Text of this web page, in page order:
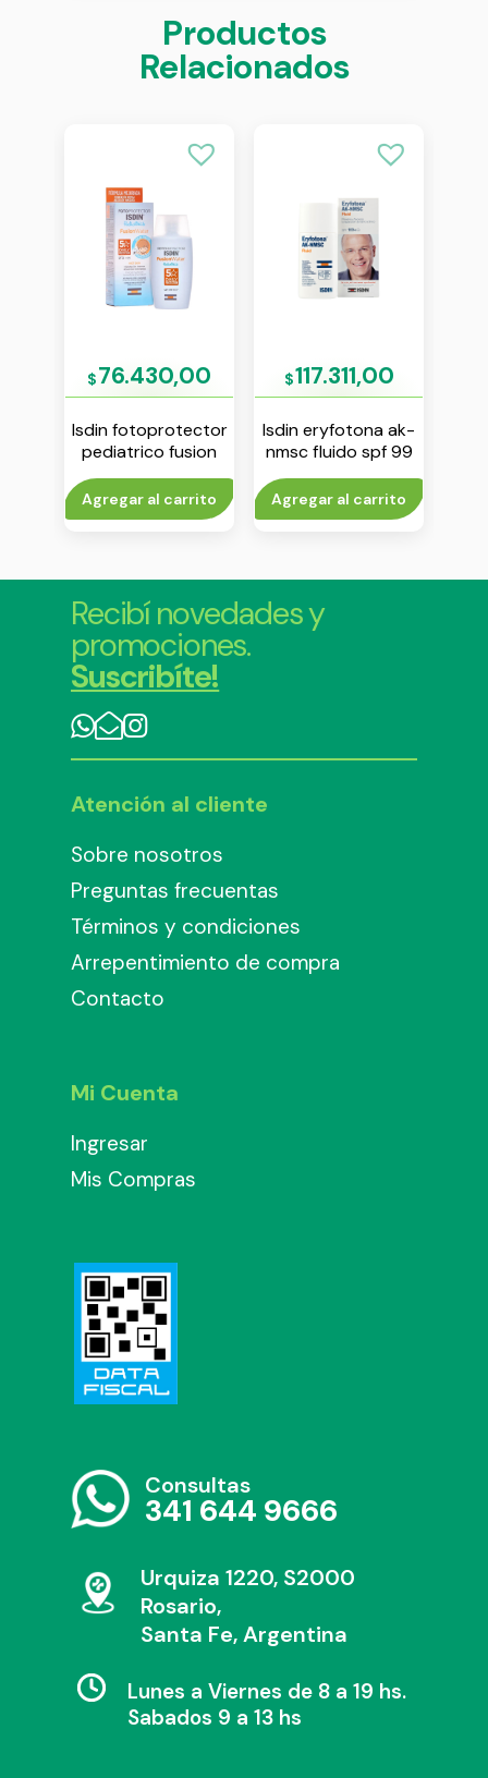
Productos
Relacionados
$76.430,00
Isdin fotoprotector
pediatrico fusion
water spf 50
crema 50 ml
Agregar al carrito
$117.311,00
Isdin eryfotona ak-
nmsc fluido spf 99
50 ml
Agregar al carrito
Recibí novedades y
promociones.
Suscribíte!
Atención al cliente
Sobre nosotros
Preguntas frecuentas
Términos y condiciones
Arrepentimiento de compra
Contacto
Mi Cuenta
Ingresar
Mis Compras
Consultas
341 644 9666
Urquiza 1220, S2000
Rosario,
Santa Fe, Argentina
Lunes a Viernes de 8 a 19 hs.
Sabados 9 a 13 hs